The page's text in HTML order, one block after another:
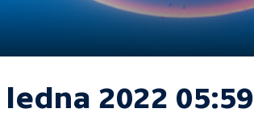
ledna 2022 05:59